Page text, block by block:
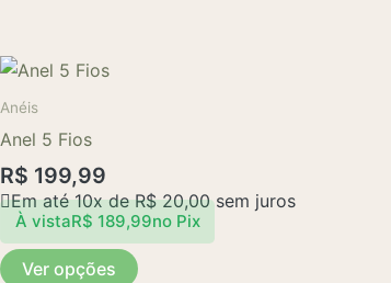
Anéis
Anel 5 Fios
R$ 199,99
Em até 10x deR$20,00sem juros
À vistaR$ 189,99no Pix
Ver opções
As
opções
podem